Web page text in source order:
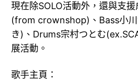
現在除SOLO活動外，還與支
(from crownshop)、Bass小
き)、Drums宗村つとむ
展活動。
歌手主頁：